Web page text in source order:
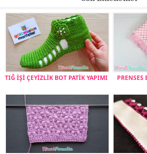
TIĞ İŞİ ÇEYİZLİK BOT PATİK YAPIMI
PRENSES